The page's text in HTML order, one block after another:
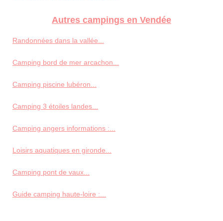
Autres campings en Vendée
Randonnées dans la vallée...
Camping bord de mer arcachon...
Camping piscine lubéron...
Camping 3 étoiles landes...
Camping angers informations :...
Loisirs aquatiques en gironde...
Camping pont de vaux...
Guide camping haute-loire :...